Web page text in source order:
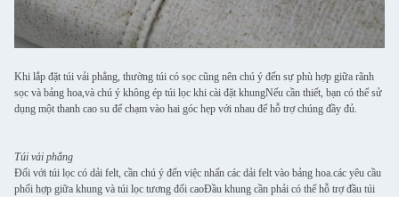
Khi lắp đặt túi vải phẳng, thường túi có sọc cũng nên chú ý đến sự phù hợp giữa rãnh
sọc và bảng hoa,và chú ý không ép túi lọc khi cài đặt khungNếu cần thiết, bạn có thể sử
dụng một thanh cao su để chạm vào hai góc hẹp với nhau để hỗ trợ chúng đầy đủ.
Túi vải phẳng
Đối với túi lọc có dải felt, cần chú ý đến việc nhấn các dải felt vào bảng hoa.các yêu cầu
phối hợp giữa khung và túi lọc tương đối caoĐầu khung cần phải có thể hỗ trợ đầu túi